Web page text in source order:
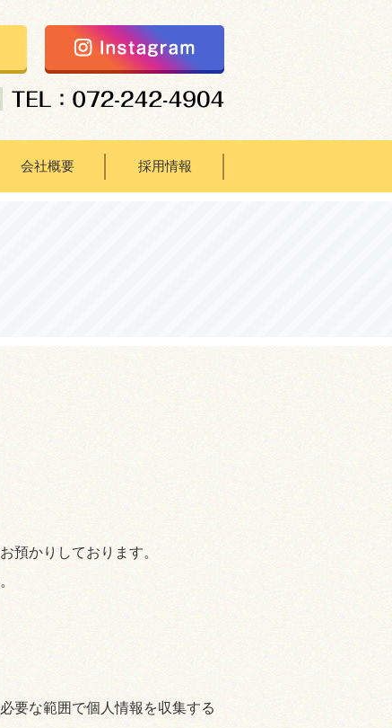
会社概要 採用情報
預かりしております。
要な範囲で個人情報を収集する